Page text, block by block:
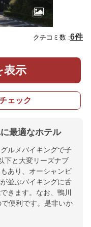
クチコミ数 :6件
表示
ェック
最適なホテル
ルメバイキングで子
下と大変リーズナブ
あり、オーシャンビ
並ぶバイキングに舌
きます。なお、鴨川
便利です。是非いか